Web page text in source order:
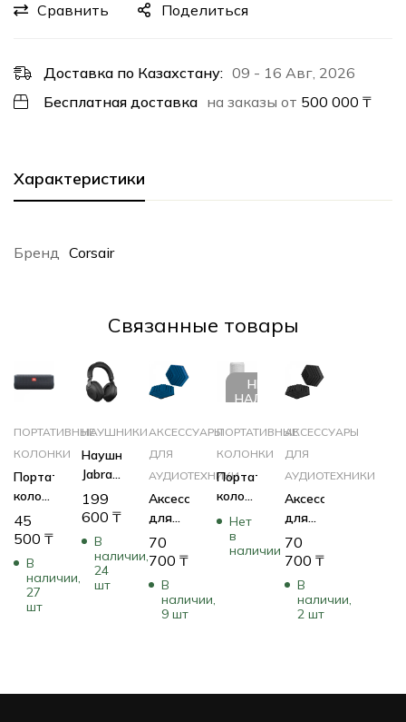
Сравнить Поделиться
Доставка по Казахстану: 09 - 16 Авг, 2026
Бесплатная доставка на заказы от 500 000 ₸
Характеристики
Бренд Corsair
Cвязанные товары
ПОРТАТИВНЫЕ
КОЛОНКИ
Портативная
колонка
JBL
Flip
JBLFLIPES2
(Черный)
45
500 ₸
В
наличии,
27
шт
НАУШНИКИ
Наушники
Jabra
Evolve2
85
UC
Stereo
Black
199
600 ₸
В
наличии,
24
шт
АКСЕССУАРЫ
ДЛЯ
АУДИОТЕХНИКИ
Аксессуар
для
аудиотехники
Elgato
Treatment
Foam
70
700₸
В
наличии,
9 шт
НЕТ В
НАЛИЧИИ
ПОРТАТИВНЫЕ
КОЛОНКИ
Портативная
колонка
JBL
Flip 6 –
White
Нет
в
наличии
АКСЕССУАРЫ
ДЛЯ
АУДИОТЕХНИКИ
Аксессуар
для
аудиотехники
Elgato
Treatment
Foam
70
700 ₸
В
наличии,
2 шт